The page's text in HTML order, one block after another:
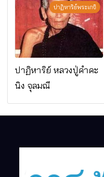
ดาราภิรมย์ อ.แม่ริม
จ.เชียงใหม่
ปาฏิหาริย์พระเกจิ
ปาฏิหาริย์ หลวงปู่คำคะ
นิง จุลมณี